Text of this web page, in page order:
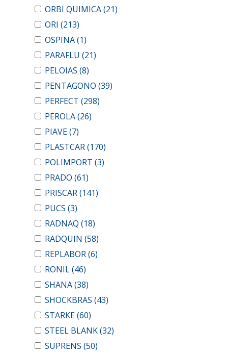
ORBI QUIMICA(21)
ORI (213)
OSPINA(1)
PARAFLU (21)
PELOIAS (8)
PENTAGONO (39)
PERFECT (298)
PEROLA(26)
PIAVE(7)
PLASTCAR(170)
POLIMPORT (3)
PRADO (61)
PRISCAR(141)
PUCS (3)
RADNAQ (18)
RADQUIN (58)
REPLABOR(6)
RONIL(46)
SHANA(38)
SHOCKBRAS (43)
STARKE(60)
STEEL BLANK(32)
SUPRENS (50)